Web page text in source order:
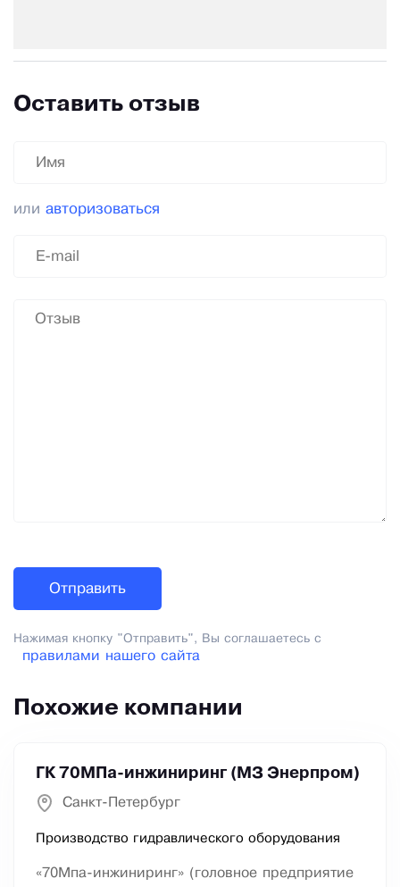
Оставить отзыв
или авторизоваться
Нажимая кнопку "Отправить", Вы соглашаетесь с
правилами нашего сайта
Похожие компании
ГК 70МПа-инжиниринг (МЗ Энерпром)
Санкт-Петербург
Производство гидравлического оборудования
«70Мпа-инжиниринг» (головное предприятие